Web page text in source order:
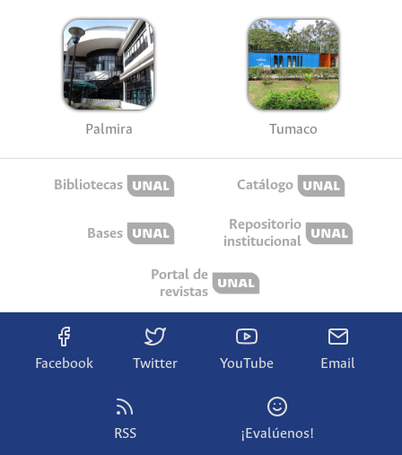
Palmira Tumaco
Bibliotecas Catálogo
Bases
Repositorio
institucional
Portal de
revistas
Facebook Twitter YouTube Email
RSS ¡Evalúenos!